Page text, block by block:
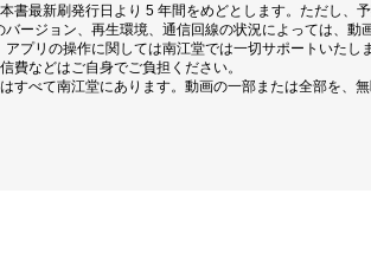
書最新刷発行日より 5 年間をめどとします。ただし、
バージョン、再生環境、通信回線の状況によっては、動
アプリの操作に関しては南江堂では一切サポートいたし
費などはご自身でご負担ください。
すべて南江堂にあります。動画の一部または全部を、